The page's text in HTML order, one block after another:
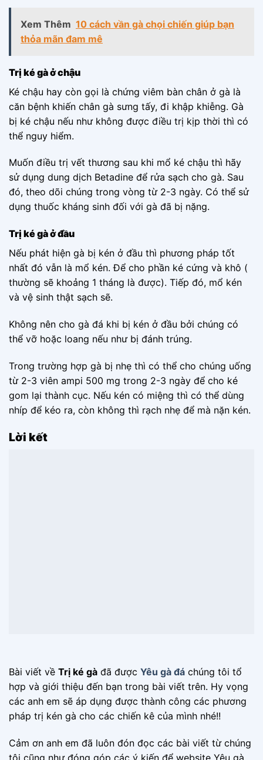
Xem Thêm 10 cách vần gà chọi chiến giúp bạn
thỏa mãn đam mê
Trị ké gà ở chậu
Ké chậu hay còn gọi là chứng viêm bàn chân ở gà là
căn bệnh khiến chân gà sưng tấy, đi khập khiễng. Gà
bị ké chậu nếu như không được điều trị kịp thời thì có
thể nguy hiểm.
Muốn điều trị vết thương sau khi mổ ké chậu thì hãy
sử dụng dung dịch Betadine để rửa sạch cho gà. Sau
đó, theo dõi chúng trong vòng từ 2-3 ngày. Có thể sử
dụng thuốc kháng sinh đối với gà đã bị nặng.
Trị ké gà ở đầu
Nếu phát hiện gà bị kén ở đầu thì phương pháp tốt
nhất đó vẫn là mổ kén. Để cho phần ké cứng và khô (
thường sẽ khoảng 1 tháng là được). Tiếp đó, mổ kén
và vệ sinh thật sạch sẽ.
Không nên cho gà đá khi bị kén ở đầu bởi chúng có
thể vỡ hoặc loang nếu như bị đánh trúng.
Trong trường hợp gà bị nhẹ thì có thể cho chúng uống
từ 2-3 viên ampi 500 mg trong 2-3 ngày để cho ké
gom lại thành cục. Nếu kén có miệng thì có thể dùng
nhíp để kéo ra, còn không thì rạch nhẹ để mà nặn kén.
Lời kết
Bài viết về Trị ké gà đã được Yêu gà đá chúng tôi tổ
hợp và giới thiệu đến bạn trong bài viết trên. Hy vọng
các anh em sẽ áp dụng được thành công các phương
pháp trị kén gà cho các chiến kê của mình nhé!!
Cảm ơn anh em đã luôn đón đọc các bài viết từ chúng